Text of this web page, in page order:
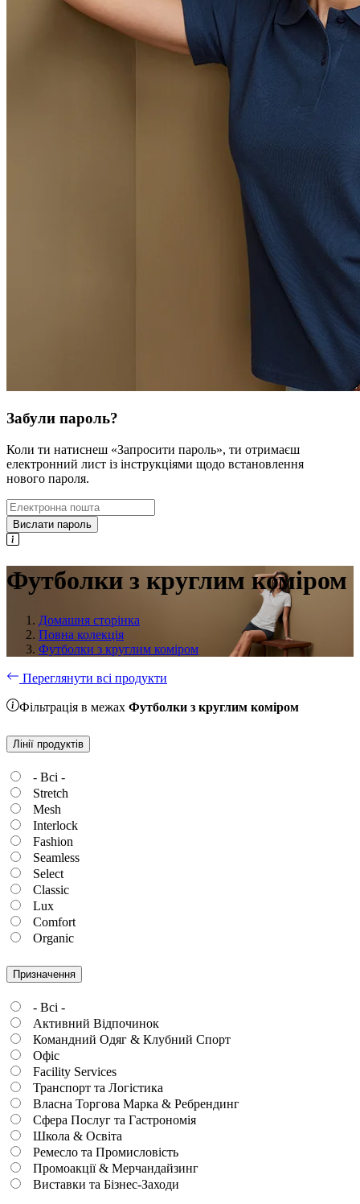
Забули пароль?
Коли ти натиснеш «Запросити пароль», ти отримаєш
електронний лист із інструкціями щодо встановлення
нового пароля.
Вислати пароль
Футболки з круглим коміром
Домашня сторінка
Повна колекція
Футболки з круглим коміром
Переглянути всі продукти
Фільтрація в межах Футболки з круглим коміром
Лінії продуктів
- Всі -
Stretch
Mesh
Interlock
Fashion
Seamless
Select
Classic
Lux
Comfort
Organic
Призначення
- Всі -
Активний Відпочинок
Командний Одяг & Клубний Спорт
Офіс
Facility Services
Транспорт та Логістика
Власна Торгова Марка & Ребрендинг
Сфера Послуг та Гастрономія
Школа & Освіта
Ремесло та Промисловість
Промоакції & Мерчандайзинг
Виставки та Бізнес-Заходи